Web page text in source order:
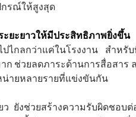
กรณ์ให้สูงสุด
ะยะยาวให้มีประสิทธิภาพยิ่งขึ้น
ไกลกว่าแค่ในโรงงาน สำห
ก ช่วยลดภาระด้านการสื่อสา
ายหลายรายที่แข่งขันกัน
ยังช่วยสร้างความรับผิดชอ